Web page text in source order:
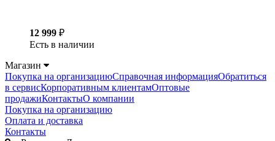
12 999 ₽
Есть в наличии
Магазин
Покупка на организациюСправочная информацияОбратиться
в сервисКорпоративным клиентамОптовые
продажиКонтактыО компании
Покупка на организацию
Оплата и доставка
Контакты